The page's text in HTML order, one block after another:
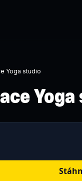
Yoga studio